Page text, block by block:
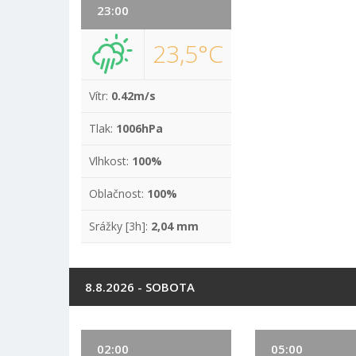
23:00
23,5°C
Vítr: 0.42m/s
Tlak: 1006hPa
Vlhkost: 100%
Oblačnost: 100%
Srážky [3h]: 2,04 mm
8.8.2026 - SOBOTA
02:00 05:00